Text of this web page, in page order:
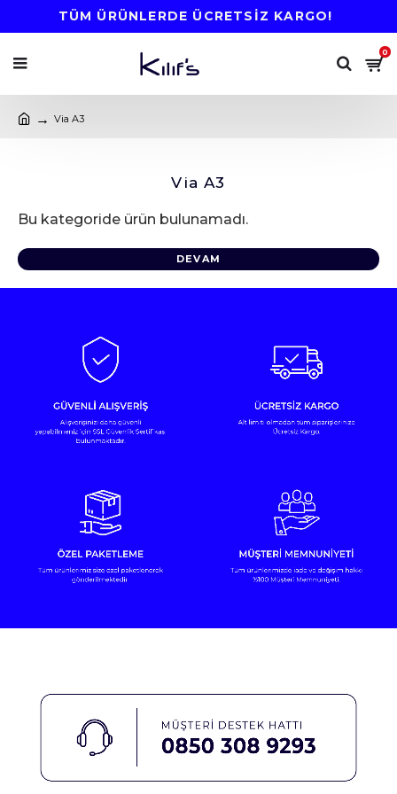
TÜM ÜRÜNLERDE ÜCRETSİZ KARGO!
0
Via A3
Via A3
Bu kategoride ürün bulunamadı.
DEVAM